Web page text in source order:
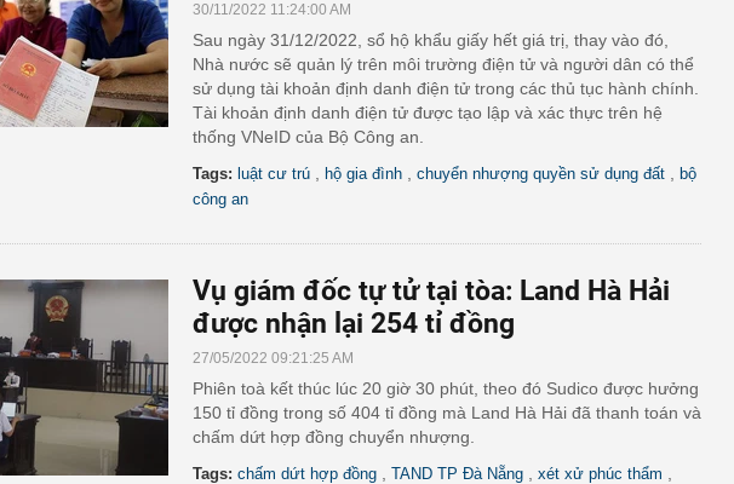
30/11/2022 11:24:00 AM
Sau ngày 31/12/2022, sổ hộ khẩu giấy hết giá trị, thay vào đó,
Nhà nước sẽ quản lý trên môi trường điện tử và người dân có thể
sử dụng tài khoản định danh điện tử trong các thủ tục hành chính.
Tài khoản định danh điện tử được tạo lập và xác thực trên hệ
thống VNeID của Bộ Công an.
Tags: luật cư trú hộ gia đình chuyển nhượng quyền sử dụng đất
bộ
công an
Vụ giám đốc tự tử tại tòa: Land Hà Hải
được nhận lại 254 tỉ đồng
27/05/2022 09:21:25 AM
Phiên toà kết thúc lúc 20 giờ 30 phút, theo đó Sudico được hưởng
150 tỉ đồng trong số 404 tỉ đồng mà Land Hà Hải đã thanh toán và
chấm dứt hợp đồng chuyển nhượng.
Tags: chấm dứt hợp đồng TAND TP Đà Nẵng xét xử phúc thẩm